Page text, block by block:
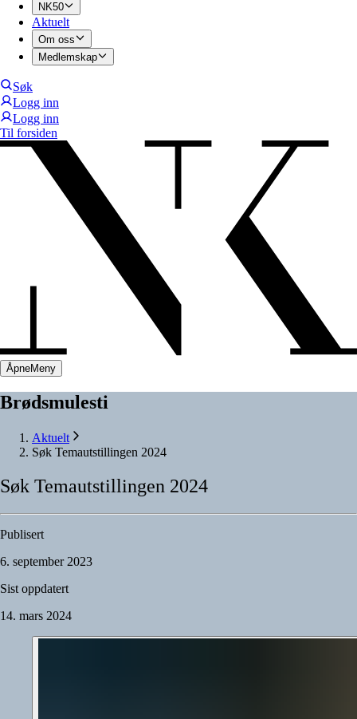
NK50
Aktuelt
Om oss
Medlemskap
Søk
Logg inn
Logg inn
Til forsiden
ÅpneMeny
Brødsmulesti
Aktuelt
Søk Temautstillingen 2024
Søk Temautstillingen 2024
Publisert
6. september 2023
Sist oppdatert
14. mars 2024